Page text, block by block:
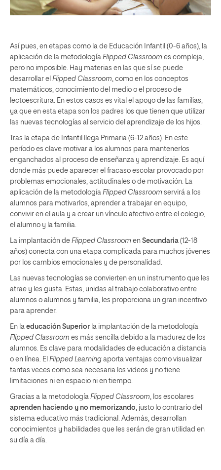
Así pues, en etapas como la de Educación Infantil (0-6 años), la
aplicación de la metodología Flipped Classroom es compleja,
pero no imposible. Hay materias en las que sí se puede
desarrollar el Flipped Classroom , como en los conceptos
matemáticos, conocimiento del medio o el proceso de
lectoescritura. En estos casos es vital el apoyo de las familias,
ya que en esta etapa son los padres los que tienen que utilizar
las nuevas tecnologías al servicio del aprendizaje de los hijos.
Tras la etapa de Infantil llega Primaria (6-12 años). En este
período es clave motivar a los alumnos para mantenerlos
enganchados al proceso de enseñanza y aprendizaje. Es aquí
donde más puede aparecer el fracaso escolar provocado por
problemas emocionales, actitudinales o de motivación. La
aplicación de la metodología Flipped Classroom servirá a los
alumnos para motivarlos, aprender a trabajar en equipo,
convivir en el aula y a crear un vínculo afectivo entre el colegio,
el alumno y la familia.
La implantación de Flipped Classroom en Secundaria (12-18
años) conecta con una etapa complicada para muchos jóvenes
por los cambios emocionales y de personalidad.
Las nuevas tecnologías se convierten en un instrumento que les
atrae y les gusta. Estas, unidas al trabajo colaborativo entre
alumnos o alumnos y familia, les proporciona un gran incentivo
para aprender.
En la educación Superior la implantación de la metodología
Flipped Classroom es más sencilla debido a la madurez de los
alumnos. Es clave para modalidades de educación a distancia
o en línea. El Flipped Learning aporta ventajas como visualizar
tantas veces como sea necesaria los videos y no tiene
limitaciones ni en espacio ni en tiempo.
Gracias a la metodología Flipped Classroom , los escolares
aprenden haciendo y no memorizando , justo lo contrario del
sistema educativo más tradicional. Además, desarrollan
conocimientos y habilidades que les serán de gran utilidad en
su día a día.